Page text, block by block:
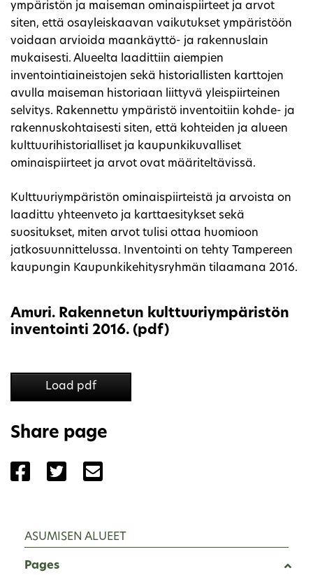
ympäristön ja maiseman ominaispiirteet ja arvot
siten, että osayleiskaavan vaikutukset ympäristöön
voidaan arvioida maankäyttö- ja rakennuslain
mukaisesti. Alueelta laadittiin aiempien
inventointiaineistojen sekä historiallisten karttojen
avulla maiseman historiaan liittyvä yleispiirteinen
selvitys. Rakennettu ympäristö inventoitiin kohde- ja
rakennuskohtaisesti siten, että kohteiden ja alueen
kulttuurihistorialliset ja kaupunkikuvalliset
ominaispiirteet ja arvot ovat määriteltävissä.
Kulttuuriympäristön ominaispiirteistä ja arvoista on
laadittu yhteenveto ja karttaesitykset sekä
suositukset, miten arvot tulisi ottaa huomioon
jatkosuunnittelussa. Inventointi on tehty Tampereen
kaupungin Kaupunkikehitysryhmän tilaamana 2016.
Amuri. Rakennetun kulttuuriympäristön
inventointi 2016. (pdf)
Load pdf
Share page
Share the page with Facebook
Share the page with Twitter
ASUMISEN ALUEET
Pages